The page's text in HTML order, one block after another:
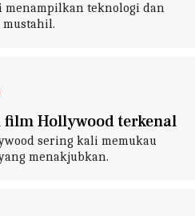
teknologi dan
mustahil.
Hollywood terkenal
sering kali memukau
menakjubkan.